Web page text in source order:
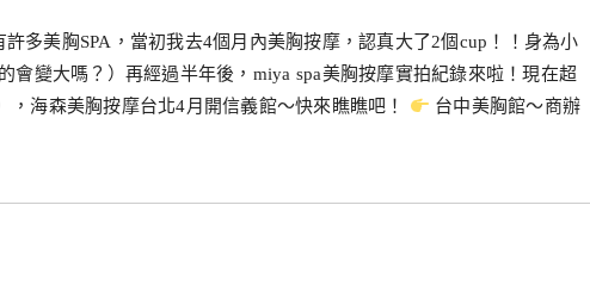
多美胸SPA，當初我去4個月內美胸按摩，認真大了2個cup！！身為小
會變大嗎？）再經過半年後，miya spa美胸按摩實拍紀錄來啦！現在超
海森美胸按摩台北4月開信義館～快來瞧瞧吧！
台中美胸館～商辦